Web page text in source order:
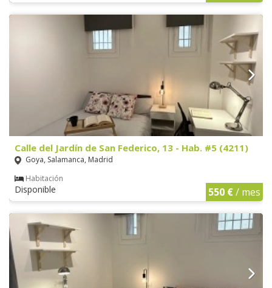
Calle del Jardín de San Federico, 13 - Hab. #5 (4211)
Goya, Salamanca, Madrid
Habitación
Disponible 550 €/ mes